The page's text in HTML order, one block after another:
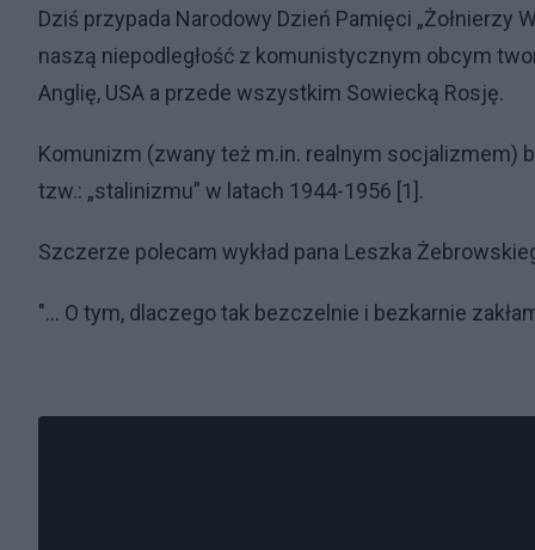
Dziś przypada Narodowy Dzień Pamięci „Żołnierzy
naszą niepodległość z komunistycznym obcym
Anglię, USA a przede wszystkim Sowiecką Rosję.
Komunizm (zwany też m.in. realnym socjalizmem)
tzw.: „stalinizmu” w latach 1944-1956 [1].
Szczerze polecam wykład pana Leszka
"... O tym, dlaczego tak bezczelnie i bezkarnie